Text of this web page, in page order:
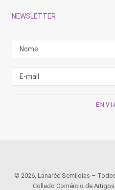
NEWSLETTER
© 2026, Lanarée Semijoias –
Collado Comércio de Artigos